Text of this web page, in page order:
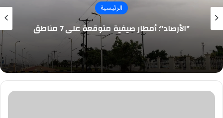
الرئيسية
"الأرصاد": أمطار صيفية متوقعة على 7 مناطق
«سبل»